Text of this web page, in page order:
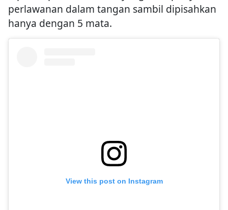
perlawanan dalam tangan sambil dipisahkan
hanya dengan 5 mata.
View this post on Instagram